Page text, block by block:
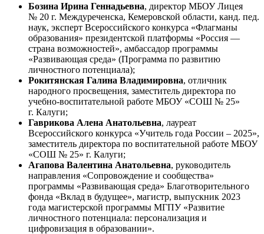
Бозина Ирина Геннадьевна, директор МБОУ Лицея
№ 20 г. Междуреченска, Кемеровской области, канд. пед.
наук, эксперт Всероссийского конкурса «Флагманы
образования» президентской платформы «Россия —
страна возможностей», амбассадор программы
«Развивающая среда» (Программа по развитию
личностного потенциала);
Рокитянская Галина Владимировна, отличник
народного просвещения, заместитель директора по
учебно-воспитательной работе МБОУ «СОШ № 25»
г. Калуги;
Гаврикова Алена Анатольевна, лауреат
Всероссийского конкурса «Учитель года России – 2025»,
заместитель директора по воспитательной работе МБОУ
«СОШ № 25» г. Калуги;
Агапова Валентина Анатольевна, руководитель
направления «Сопровождение и сообщества»
программы «Развивающая среда» Благотворительного
фонда «Вклад в будущее», магистр, выпускник 2023
года магистерской программы МГПУ «Развитие
личностного потенциала: персонализация и
цифровизация в образовании».